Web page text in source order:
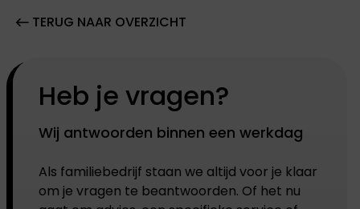
TERUG NAAR OVERZICHT
Heb je vragen?
Wij antwoorden binnen een werkdag
Als familiebedrijf staan we altijd voor je klaar
om je vragen te beantwoorden. Of het nu